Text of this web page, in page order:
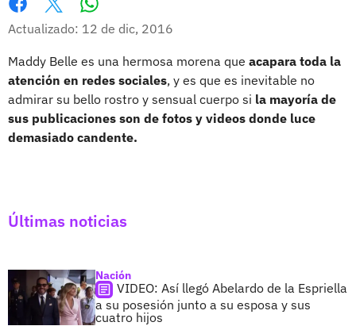
Facebook
X
Actualizado: 12 de dic, 2016
Maddy Belle es una hermosa morena que acapara toda la
atención en redes sociales, y es que es inevitable no
admirar su bello rostro y sensual cuerpo si la mayoría de
sus publicaciones son de fotos y videos donde luce
demasiado candente.
Últimas noticias
Nación
VIDEO: Así llegó Abelardo de la Espriella
a su posesión junto a su esposa y sus
cuatro hijos